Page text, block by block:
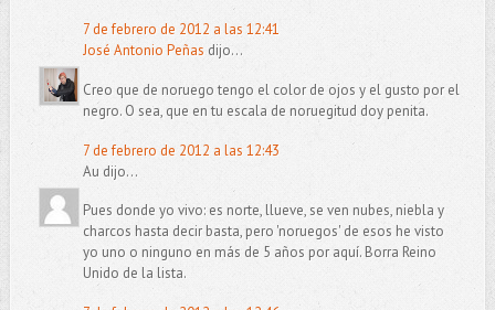
7 de febrero de 2012 a las 12:41
José Antonio Peñas dijo...
Creo que de noruego tengo el color de ojos y el gusto por el
negro. O sea, que en tu escala de noruegitud doy penita.
7 de febrero de 2012 a las 12:43
Au dijo...
Pues donde yo vivo: es norte, llueve, se ven nubes, niebla y
charcos hasta decir basta, pero 'noruegos' de esos he visto
yo uno o ninguno en más de 5 años por aquí. Borra Reino
Unido de la lista.